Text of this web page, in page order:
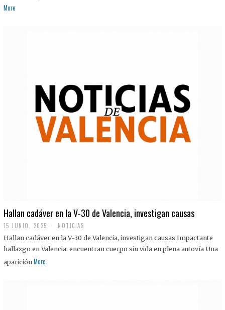
More
Hallan cadáver en la V-30 de Valencia, investigan causas
15 JUNIO, 2025 NOTICIAS
Hallan cadáver en la V-30 de Valencia, investigan causas Impactante
hallazgo en Valencia: encuentran cuerpo sin vida en plena autovía Una
aparición More